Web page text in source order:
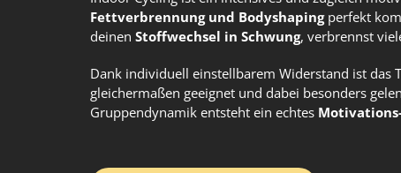
Fettverbrennung und Bodyshapingperfekt
deinen Stoffwechsel in Schwung, verbrennst
Dank individuell einstellbarem Widerstand ist das
gleichermaßen geeignet und dabei besonders
Gruppendynamik entsteht ein echtes